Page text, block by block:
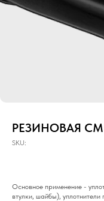
РЕЗИНОВАЯ
SKU:
Основное применение -
втулки, шайбы),